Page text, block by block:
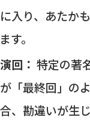
入り、あたか
す。
回： 特定の著
「最終回」の
、勘違いが生